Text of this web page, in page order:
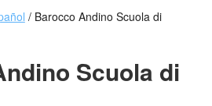
/Barocco Andino Scuola di
Scuola di